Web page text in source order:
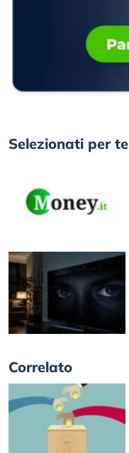
Selezionati per te
Correlato